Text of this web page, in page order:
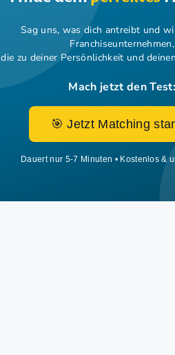
Sag uns, was dich antreibt und
Franchiseunternehmen,
die zu deiner Persönlichkeit und
Mach jetzt den Test:
🎯 Jetzt Matching
Dauert nur 5-7 Minuten • Kostenlos &